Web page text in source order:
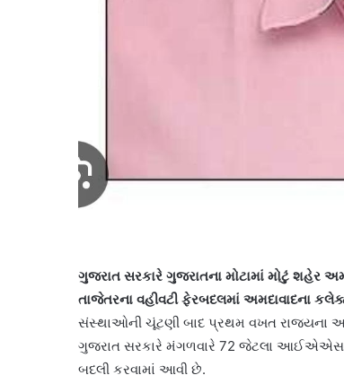
ગુજરાત સરકારે ગુજરાતના મોટામાં મોટું શહેર
તાજેતરના વહીવટી ફેરબદલમાં અમદાવાદના
સંસ્થાઓની ચૂંટણી બાદ પ્રથમ વખત રાજ્યના
ગુજરાત સરકારે મંગળવારે 72 જેટલા
બદલી કરવામાં આવી છે.